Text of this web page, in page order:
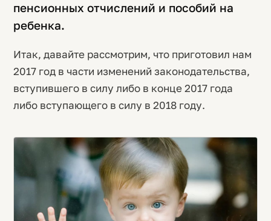
пенсионных отчислений и пособий на
ребенка.
Итак, давайте рассмотрим, что приготовил нам
2017 год в части изменений законодательства,
вступившего в силу либо в конце 2017 года
либо вступающего в силу в 2018 году.